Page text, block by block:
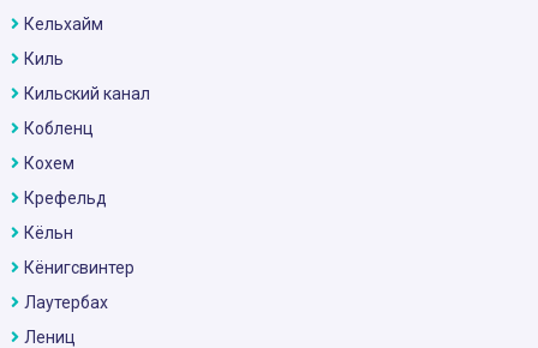
Кельхайм
Киль
Кильский канал
Кобленц
Кохем
Крефельд
Кёльн
Кёнигсвинтер
Лаутербах
Лениц